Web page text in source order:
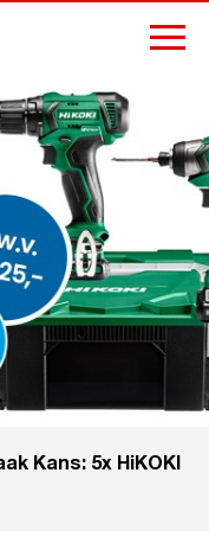
Kans: 5x HiKOKI